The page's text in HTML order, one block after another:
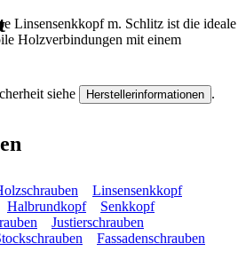
Linsensenkkopf m. Schlitz ist die ideale
Holzverbindungen mit einem
siehe Herstellerinformationen .
Linsensenkkopf
Halbrundkopf
Senkkopf
Justierschrauben
Fassadenschrauben